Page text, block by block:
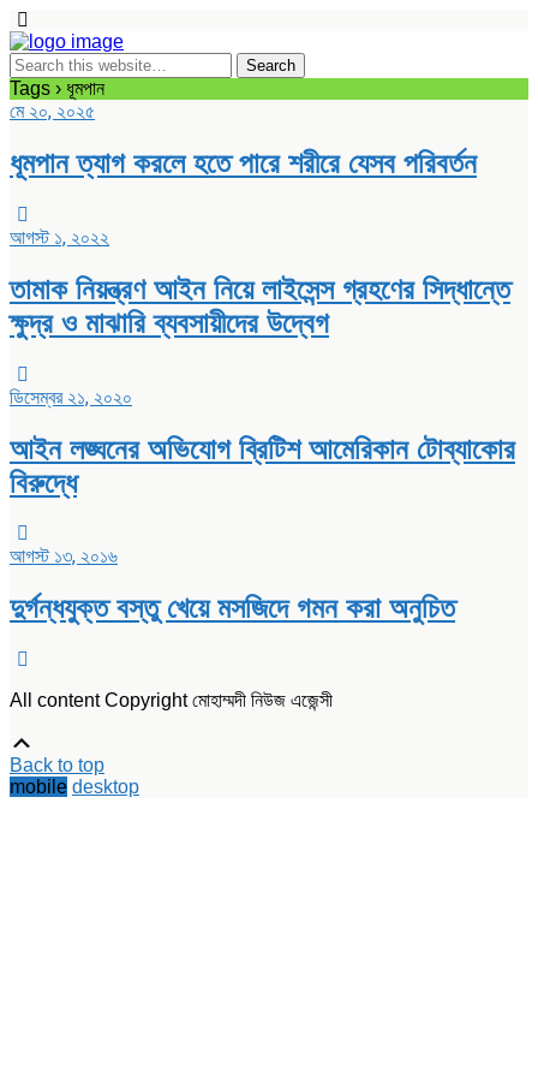
Tags › ধূমপান
মে ২০, ২০২৫
ধূমপান ত্যাগ করলে হতে পারে শরীরে যেসব পরিবর্তন
আগস্ট ১, ২০২২
তামাক নিয়ন্ত্রণ আইন নিয়ে লাইসেন্স গ্রহণের সিদ্ধান্তে
ক্ষুদ্র ও মাঝারি ব্যবসায়ীদের উদ্বেগ
ডিসেম্বর ২১, ২০২০
আইন লঙ্ঘনের অভিযোগ ব্রিটিশ আমেরিকান টোব্যাকোর
বিরুদ্ধে
আগস্ট ১৩, ২০১৬
দুর্গন্ধযুক্ত বস্তু খেয়ে মসজিদে গমন করা অনুচিত
All content Copyright মোহাম্মদী নিউজ এজেন্সী
Up
Back to top
mobile desktop